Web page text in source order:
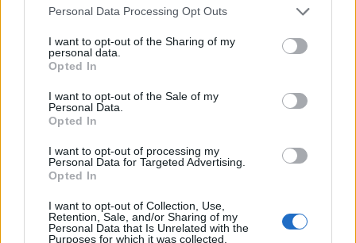
Please note that this website/app uses one or more Google
not limited to your visit or usage behaviour. You may click to
grant or deny consent to Google and its third-party tags to
use your data for below specified purposes in below Google
consent section.
Personal Data Processing Opt Outs
I want to opt-out of the Sharing of my
personal data.
Opted In
I want to opt-out of the Sale of my
Personal Data.
Opted In
I want to opt-out of processing my
Personal Data for Targeted Advertising.
Opted In
I want to opt-out of Collection, Use,
Retention, Sale, and/or Sharing of my
Personal Data that Is Unrelated with the
Purposes for which it was collected.
Les også:Dette er de nye reglene for
verdenscupen i langrenn
FAKTA Verdenscup Falun
Norges tropp Falun
Sveriges tropp Falun
Verdenscup langrenn
Falun, Sverige
17. til 19. mars